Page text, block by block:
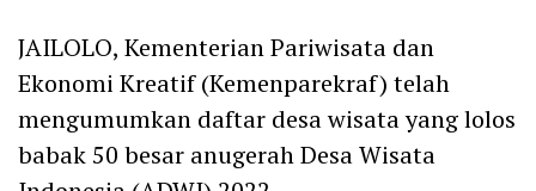
JAILOLO, Kementerian Pariwisata dan
Ekonomi Kreatif (Kemenparekraf) telah
mengumumkan daftar desa wisata yang lolos
babak 50 besar anugerah Desa Wisata